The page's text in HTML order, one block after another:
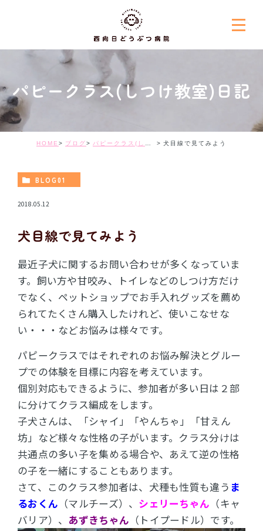
パピークラス(しつけ教室)日記
HOME ブログ パピークラス(しつけ教室)日記 犬目線で見てみよう
BLOG01
2018.05.12
犬目線で見てみよう
最近子犬に関するお問い合わせが多くなっていま
す。 飼い方や甘咬み、トイレなどのしつけ方だけ
でなく、ペットショップでお手入れグッズを薦め
られてたくさん購入したけれど、使いこなせな
い・・・などお悩みは様々です。
パピークラスではそれぞれのお悩み解決とグルー
プでの体験を目標に内容を考えています。
個別対応もできるように、参加者が多い日は２部
に分けてクラス編成をします。
子犬さんは、「シャイ」「やんちゃ」「甘えん
坊」など様々な性格の子がいます。クラス分けは
共通点の多い子を集める場合や、あえて逆の性格
の子を一緒にすることもあります。
さて、このクラス参加者は、犬種も性質も違う ま
るおくん （マルチーズ）、 シェリーちゃん （キャ
バリア）、 あずきちゃん （トイプードル）です。